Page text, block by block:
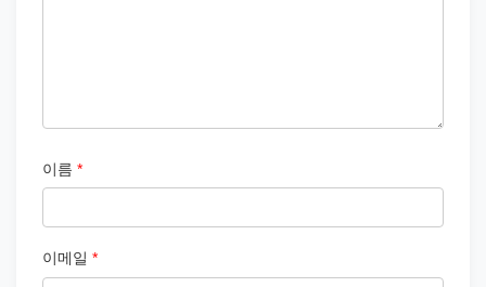
이름 *
이메일 *